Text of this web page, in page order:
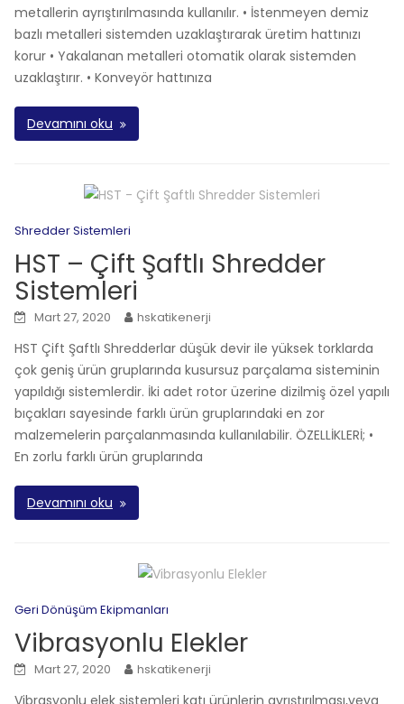
metallerin ayrıştırılmasında kullanılır. • İstenmeyen demiz
bazlı metalleri sistemden uzaklaştırarak üretim hattınızı
korur • Yakalanan metalleri otomatik olarak sistemden
uzaklaştırır. • Konveyör hattınıza
Devamını oku
Shredder Sistemleri
HST – Çift Şaftlı Shredder
Sistemleri
Mart 27, 2020 hskatikenerji
HST Çift Şaftlı Shredderlar düşük devir ile yüksek torklarda
çok geniş ürün gruplarında kusursuz parçalama sisteminin
yapıldığı sistemlerdir. İki adet rotor üzerine dizilmiş özel yapılı
bıçakları sayesinde farklı ürün gruplarındaki en zor
malzemelerin parçalanmasında kullanılabilir. ÖZELLİKLERİ; •
En zorlu farklı ürün gruplarında
Devamını oku
Geri Dönüşüm Ekipmanları
Vibrasyonlu Elekler
Mart 27, 2020 hskatikenerji